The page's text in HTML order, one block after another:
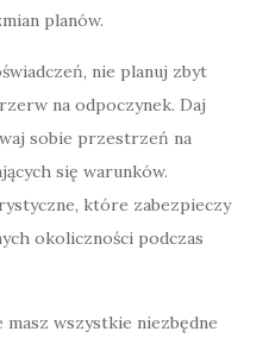
planów.
nie planuj zbyt
na odpoczynek. Daj
sobie przestrzeń na
się warunków.
które zabezpieczy
okoliczności podczas
masz wszystkie niezbędne